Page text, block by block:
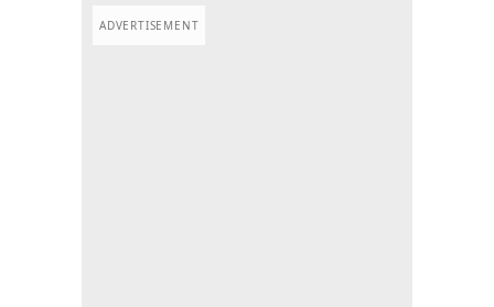
ADVERTISEMENT